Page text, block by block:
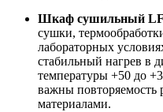
Шкаф сушильный
сушки,
лабораторных
стабильный нагрев в
температуры +50 до
важны повторяемость
материалами.